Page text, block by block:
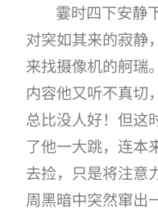
霎时四下安
对突如其来的寂静
来找摄像机的舸瑞
内容他又听不真
总比没人好！但这
了他一大跳，连本
去捡，只是将注意
周黑暗中突然窜出